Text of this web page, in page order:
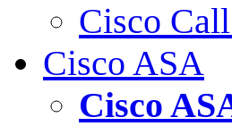
Cisco
Cisco ASA
Cisco